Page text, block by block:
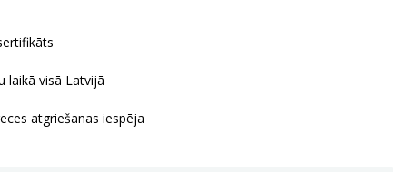
laikā visā Latvijā
atgriešanas iespēja